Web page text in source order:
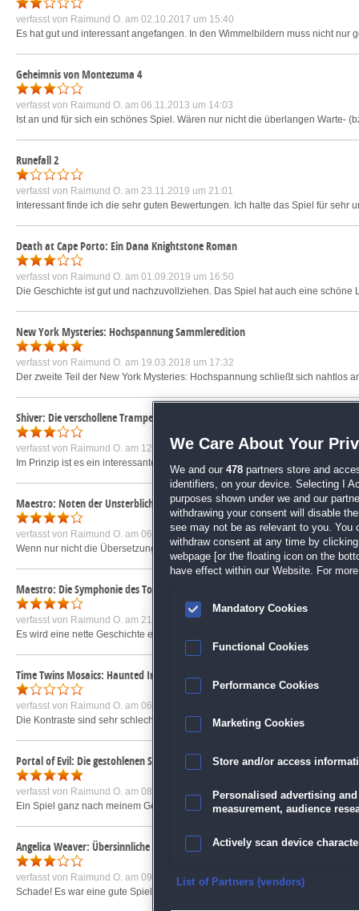
verfasst von Raimund O. am 02.10.2017 um 15:40
Es hat gut und interessant angefangen. In den Wimmelbildern muss nicht
Geheimnis von Montezuma 4
verfasst von Raimund O. am 06.11.2013 um 14:03
Ist an und für sich ein schönes Spiel. Wären nur nicht die überlangen Warte-
Runefall 2
verfasst von Raimund O. am 23.11.2019 um 21:01
Interessant finde ich die sehr guten Bewertungen. Ich halte das Spiel für
Death at Cape Porto: Ein Dana Knightstone Roman
verfasst von Raimund O. am 01.09.2019 um 16:50
Die Geschichte ist gut und nachzuvollziehen. Das Spiel hat auch eine
New York Mysteries: Hochspannung Sammleredition
verfasst von Raimund O. am 19.03.2018 um 17:32
Der zweite Teil der New York Mysteries: Hochspannung schließt sich nahtlos
Shiver: Die verschollene Tramperin Sammleredition
verfasst von Raimund O. am 12.09.2018 um 22:25
Im Prinzip ist es ein interessantes Spiel, das Hauptspiel kann begeistern.
Maestro: Noten der Unsterblichkeit Sammleredition
verfasst von Raimund O. am 06.07.2018 um 14:24
Wenn nur nicht die Übersetzung einige Male so furchtbar schlecht wäre. In
Maestro: Die Symphonie des Todes Sammleredition
verfasst von Raimund O. am 21.07.2018 um 22:38
Es wird eine nette Geschichte erzählt. Die Graphik ist nicht ganz toll, und
Time Twins Mosaics: Haunted Images
verfasst von Raimund O. am 06.01.2019 um 23:31
Die Kontraste sind sehr schlecht, es ist z. B. kaum zu erkennen, ob jetzt 5
Portal of Evil: Die gestohlenen Siegel Sammleredition
verfasst von Raimund O. am 08.08.2014 um 13:03
Ein Spiel ganz nach meinem Geschmack! Sehr schöne, animierte
Angelica Weaver: Übersinnliche Ermittlung Sammleredition
verfasst von Raimund O. am 09.02.2014 um 15:08
Schade! Es war eine gute Spielidee. Das Spiel hat auch gut angefangen.
We Care About Your
We and our 478 partners store and
identifiers, on your device. Selecting I
purposes shown under we and our
withdrawing your consent will disable
see may not be as relevant to you. You
withdraw consent at any time by
webpage [or the floating icon on the
have effect within our Website. For
Mandatory Cookies
Functional Cookies
Performance Cookies
Marketing Cookies
Store and/or access
Personalised advertising
measurement, audience
Actively scan device
Ensure security, prevent
List of Partners (vendors)